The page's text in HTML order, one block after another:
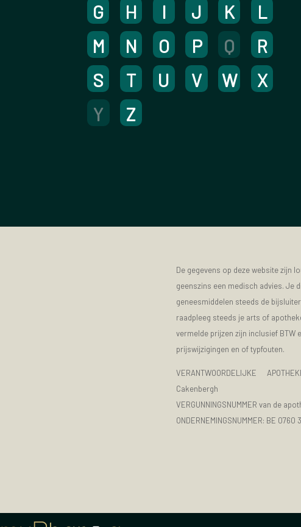
G
H I J K
L
M
N O P Q
R
S
T U V W
X
Y
Z
De gegevens op deze website zijn
geenszins een medisch advies. Je
geneesmiddelen steeds de
raadpleeg steeds je arts of
vermelde prijzen zijn inclusief BTW
prijswijzigingen en of typfouten.
VERANTWOORDELIJKE
Cakenbergh
VERGUNNINGSNUMMER van de
ONDERNEMINGSNUMMER: BE 0760